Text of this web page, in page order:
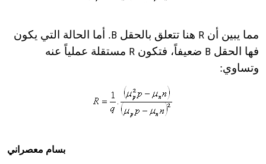
مما يبين أن R هنا تتعلق بالحقل B. أما الحالة التي يكون
فها الحقل B ضعيفاً، فتكون R مستقلة عملياً عنه
وتساوي:
بسام معصراني